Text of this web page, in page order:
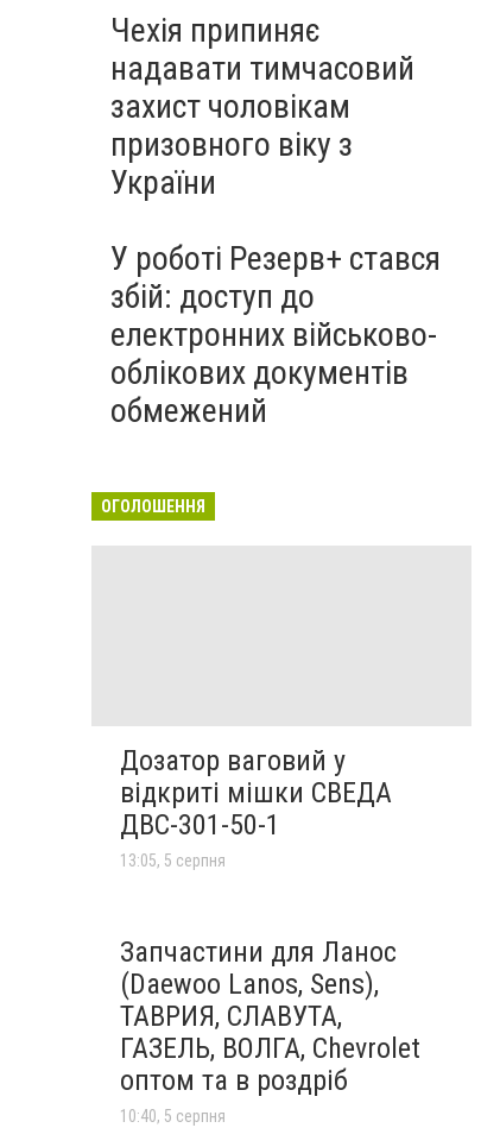
Чехія припиняє
надавати тимчасовий
захист чоловікам
призовного віку з
України
У роботі Резерв+ стався
збій: доступ до
електронних військово-
облікових документів
обмежений
ОГОЛОШЕННЯ
Дозатор ваговий у
відкриті мішки СВЕДА
ДВС-301-50-1
13:05, 5 серпня
Запчастини для Ланос
(Daewoo Lanos, Sens),
ТАВРИЯ, СЛАВУТА,
ГАЗЕЛЬ, ВОЛГА, Chevrolet
оптом та в роздріб
10:40, 5 серпня